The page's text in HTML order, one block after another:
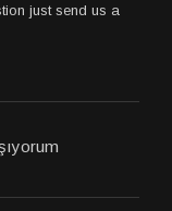
just send us a